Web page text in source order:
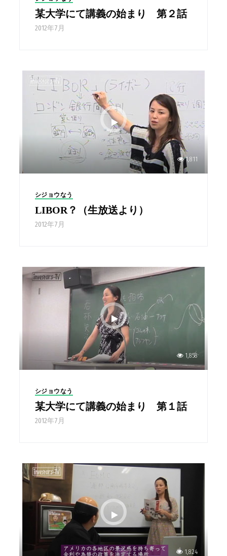
某大学にて講義の始まり 第２話
2012年7月
1,811
シジョウなう
LIBOR？（生放送より）
2012年7月
1,858
シジョウなう
某大学にて講義の始まり 第１話
2012年7月
1,824